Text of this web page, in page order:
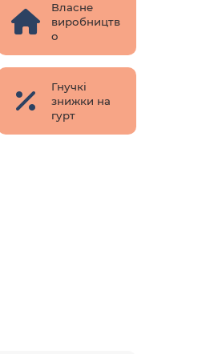
Власне
виробництв
о
Гнучкі
знижки на
гурт